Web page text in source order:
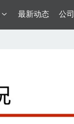
最新动态 公